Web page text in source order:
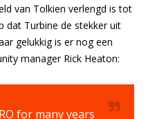
van Tolkien verlengd is tot
dat Turbine de stekker uit
gelukkig is er nog een
manager Rick Heaton:
for many years